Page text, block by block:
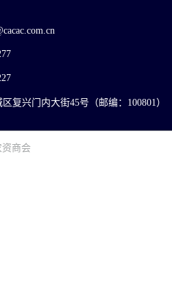
复兴门内大街45号（邮编：100801）
商会